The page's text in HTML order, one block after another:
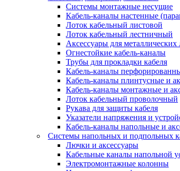
Системы монтажные несущие
Кабель-каналы настенные
Лоток кабельный листовой
Лоток кабельный лестничный
Аксессуары для
Огнестойкие кабель-каналы
Трубы для прокладки кабеля
Кабель-каналы
Кабель-каналы плинтусные и
Кабель-каналы монтажные и
Лоток кабельный проволочный
Рукава для защиты кабеля
Указатели напряжения и
Кабель-каналы напольные и
Системы напольных и подпольных
Лючки и аксессуары
Кабельные каналы напольной
Электромонтажные колонны